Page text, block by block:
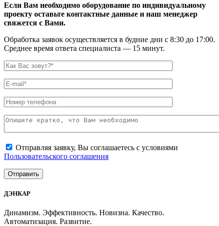
Если Вам необходимо оборудование по индивидуальному
проекту оставьте контактные данные и наш менеджер
свяжется с Вами.
Обработка заявок осуществляется в будние дни с 8:30 до 17:00.
Среднее время ответа специалиста — 15 минут.
Отправляя заявку, Вы соглашаетесь с условиями
Пользовательского соглашения
ДЭНКАР
Динамизм. Эффективность. Новизна. Качество.
Автоматизация. Развитие.